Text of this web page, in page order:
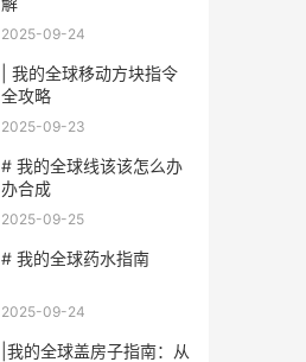
2025-09-24
| 我的全球移动方块指令
全攻略
2025-09-23
# 我的全球线该该怎么办
办合成
2025-09-25
# 我的全球药水指南
2025-09-24
|我的全球盖房子指南：从